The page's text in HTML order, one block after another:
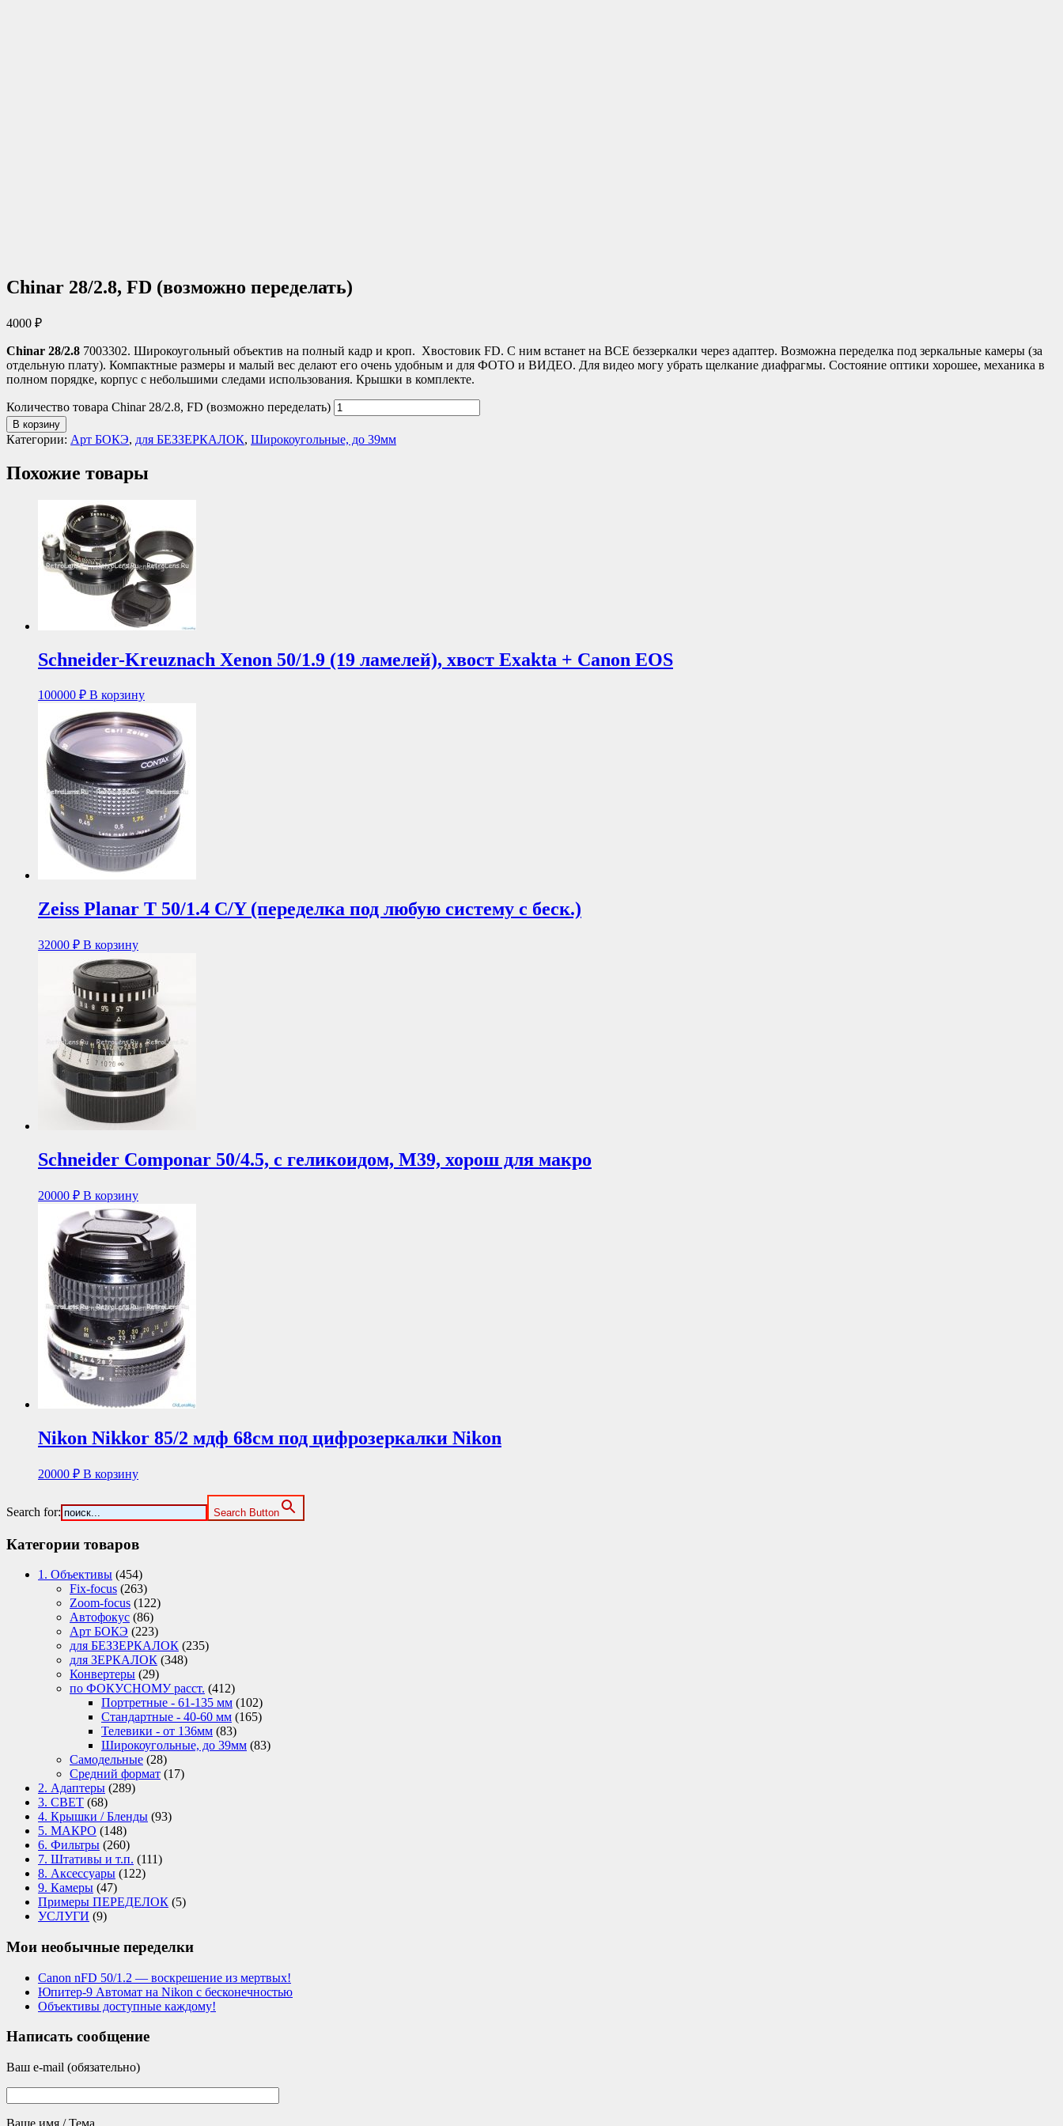
Chinar 28/2.8, FD (возможно переделать)
4000 ₽
Chinar 28/2.8 7003302. Широкоугольный объектив на полный кадр и кроп. Хвостовик FD. С ним встанет на ВСЕ беззеркалки через адаптер. Возможна переделка под зеркальные камеры (за
отдельную плату). Компактные размеры и малый вес делают его очень удобным и для ФОТО и ВИДЕО. Для видео могу убрать щелкание диафрагмы. Состояние оптики хорошее, механика в
полном порядке, корпус с небольшими следами использования. Крышки в комплекте.
Количество товара Chinar 28/2.8, FD (возможно переделать)
В корзину
Категории: Арт БОКЭ, для БЕЗЗЕРКАЛОК, Широкоугольные, до 39мм
Похожие товары
Schneider-Kreuznach Xenon 50/1.9 (19 ламелей), хвост Exakta + Canon EOS
100000 ₽ В корзину
Zeiss Planar T 50/1.4 C/Y (переделка под любую систему с беск.)
32000 ₽ В корзину
Schneider Componar 50/4.5, с геликоидом, М39, хорош для макро
20000 ₽ В корзину
Nikon Nikkor 85/2 мдф 68см под цифрозеркалки Nikon
20000 ₽ В корзину
Search for: Search Button
Категории товаров
1. Объективы (454)
Fix-focus (263)
Zoom-focus (122)
Автофокус (86)
Арт БОКЭ (223)
для БЕЗЗЕРКАЛОК (235)
для ЗЕРКАЛОК (348)
Конвертеры (29)
по ФОКУСНОМУ расст. (412)
Портретные - 61-135 мм (102)
Стандартные - 40-60 мм (165)
Телевики - от 136мм (83)
Широкоугольные, до 39мм (83)
Самодельные (28)
Средний формат (17)
2. Адаптеры (289)
3. СВЕТ (68)
4. Крышки / Бленды (93)
5. МАКРО (148)
6. Фильтры (260)
7. Штативы и т.п. (111)
8. Аксессуары (122)
9. Камеры (47)
Примеры ПЕРЕДЕЛОК (5)
УСЛУГИ (9)
Мои необычные переделки
Canon nFD 50/1.2 — воскрешение из мертвых!
Юпитер-9 Автомат на Nikon с бесконечностью
Объективы доступные каждому!
Написать сообщение
Ваш e-mail (обязательно)